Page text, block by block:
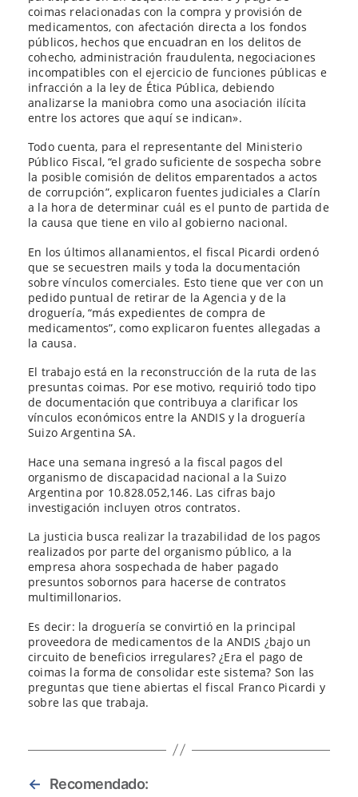
coimas relacionadas con la compra y provisión de
medicamentos, con afectación directa a los fondos
públicos, hechos que encuadran en los delitos de
cohecho, administración fraudulenta, negociaciones
incompatibles con el ejercicio de funciones públicas e
infracción a la ley de Ética Pública, debiendo
analizarse la maniobra como una asociación ilícita
entre los actores que aquí se indican».
Todo cuenta, para el representante del Ministerio
Público Fiscal, “el grado suficiente de sospecha sobre
la posible comisión de delitos emparentados a actos
de corrupción”, explicaron fuentes judiciales a Clarín
a la hora de determinar cuál es el punto de partida de
la causa que tiene en vilo al gobierno nacional.
En los últimos allanamientos, el fiscal Picardi ordenó
que se secuestren mails y toda la documentación
sobre vínculos comerciales. Esto tiene que ver con un
pedido puntual de retirar de la Agencia y de la
droguería, “más expedientes de compra de
medicamentos”, como explicaron fuentes allegadas a
la causa.
El trabajo está en la reconstrucción de la ruta de las
presuntas coimas. Por ese motivo, requirió todo tipo
de documentación que contribuya a clarificar los
vínculos económicos entre la ANDIS y la droguería
Suizo Argentina SA.
Hace una semana ingresó a la fiscal pagos del
organismo de discapacidad nacional a la Suizo
Argentina por 10.828.052,146. Las cifras bajo
investigación incluyen otros contratos.
La justicia busca realizar la trazabilidad de los pagos
realizados por parte del organismo público, a la
empresa ahora sospechada de haber pagado
presuntos sobornos para hacerse de contratos
multimillonarios.
Es decir: la droguería se convirtió en la principal
proveedora de medicamentos de la ANDIS ¿bajo un
circuito de beneficios irregulares? ¿Era el pago de
coimas la forma de consolidar este sistema? Son las
preguntas que tiene abiertas el fiscal Franco Picardi y
sobre las que trabaja.
←
Recomendado: